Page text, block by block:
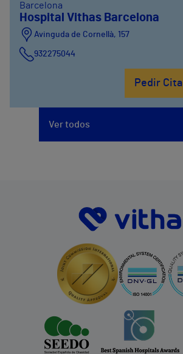
Barcelona
Hospital Vithas Barcelona
Avinguda de Cornellà, 157
932275044
Pedir Cita
Ver todos